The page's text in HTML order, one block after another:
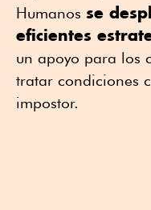
Humanos se
eficientes
un apoyo para los
tratar condiciones
impostor.